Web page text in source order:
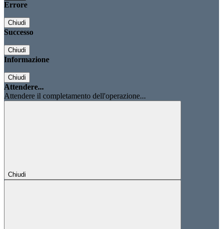
Errore
Chiudi
Successo
Chiudi
Informazione
Chiudi
Attendere...
Attendere il completamento dell'operazione...
Chiudi